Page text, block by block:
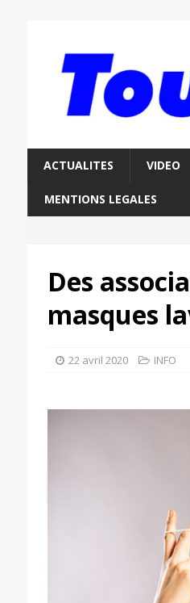
ACTUALITES VIDEO
MENTIONS LEGALES
Des
masques
22 avril 2020 INFO